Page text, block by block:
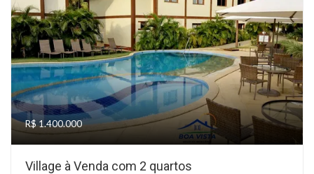
R$ 1.400.000
Village à Venda com 2 quartos